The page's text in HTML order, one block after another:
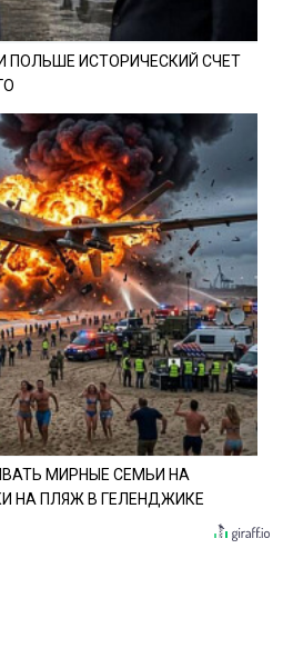
ПОЛЬШЕ ИСТОРИЧЕСКИЙ СЧЕТ
МИРНЫЕ СЕМЬИ НА
НА ПЛЯЖ В ГЕЛЕНДЖИКЕ